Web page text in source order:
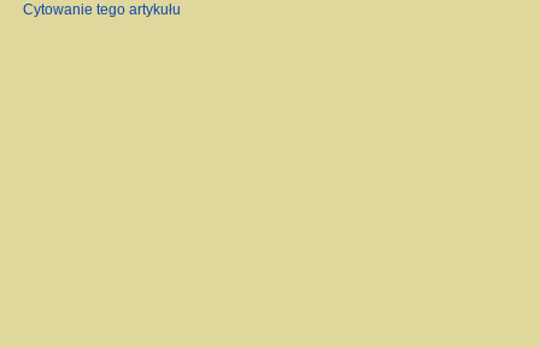
Cytowanie tego artykułu